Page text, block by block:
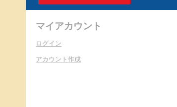
マイアカウント
ログイン
アカウント作成